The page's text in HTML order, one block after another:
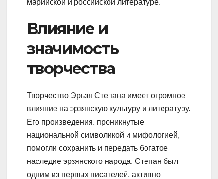
марийской и российской литературе.
Влияние и
значимость
творчества
Творчество Эрьзя Степана имеет огромное
влияние на эрзянскую культуру и литературу.
Его произведения, проникнутые
национальной символикой и мифологией,
помогли сохранить и передать богатое
наследие эрзянского народа. Степан был
одним из первых писателей, активно